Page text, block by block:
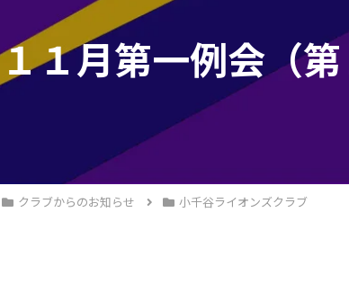
１１月第一例会（
クラブからのお知らせ 小千谷ライオンズクラブ